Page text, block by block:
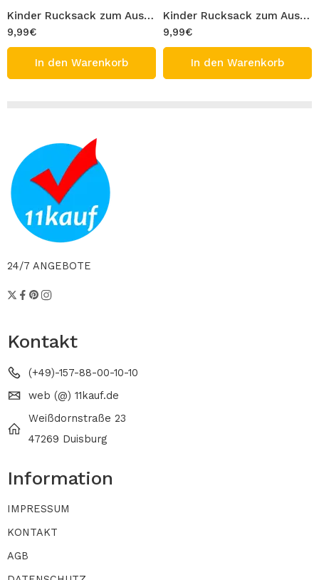
Kinder Rucksack zum Ausmalen 100% Baumwolle Waschbar Turnbeutel Modell glückliche Tiere Figur Tasche 33×40 cm Ausmaltasche Beutel zum Ausmalen Bemalen
9,99€
In den Warenkorb
Kinder Rucksack zum Ausmalen 100% Baumwolle Waschbar Turnbeutel Modell Dinosaurier Figur Tasche 33×40 cm Ausmaltasche Beutel zum Ausmalen Bemalen
9,99€
In den Warenkorb
24/7 ANGEBOTE
Kontakt
(+49)-157-88-00-10-10
web (@) 11kauf.de
Weißdornstraße 23
47269 Duisburg
Information
IMPRESSUM
KONTAKT
AGB